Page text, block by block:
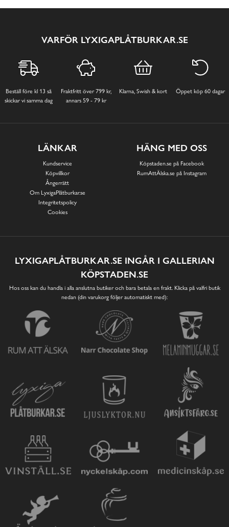
VARFÖR LYXIGAPLÅTBURKAR.SE
Beställ före kl 13 så
skickar vi samma dag
Fraktfritt över 799 kr,
annars 59 - 79 kr
Klarna, Swish & kort Öppet köp 60 dagar
LÄNKAR
Kundservice
Köpvillkor
Ångerrätt
Om LyxigaPlåtburkar.se
Integritetspolicy
Cookies
HÄNG MED OSS
Köpstaden.se på Facebook
RumAttÄlska.se på Instagram
LYXIGAPLÅTBURKAR.SE INGÅR I GALLERIAN
KÖPSTADEN.SE
Hos oss kan du handla i alla anslutna butiker och bara betala en frakt. Klicka på valfri butik
nedan (din varukorg följer automatiskt med):